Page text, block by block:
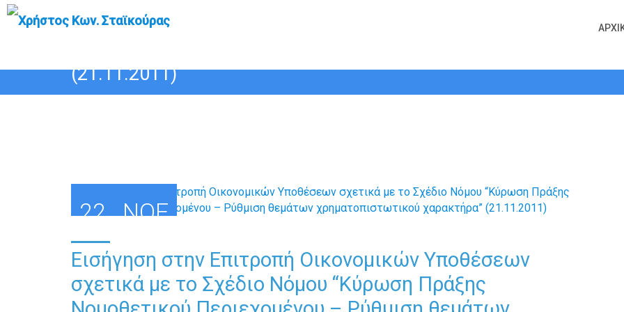
Εισήγηση στην Επιτροπή Οικονομικών Υποθέσεων σχετικά με
(21.11.2011)
22 ΝΟΈ
Εισήγηση στην Επιτροπή Οικονομικών Υποθέσεων
σχετικά με το Σχέδιο Νόμου “Κύρωση Πράξης